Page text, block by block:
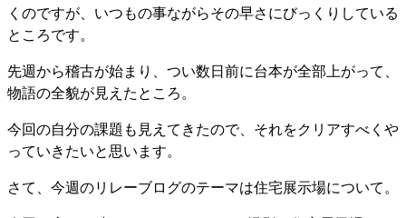
くのですが、いつもの事ながらその早さにびっくりしている
ところです。
先週から稽古が始まり、つい数日前に台本が全部上がって、
物語の全貌が見えたところ。
今回の自分の課題も見えてきたので、それをクリアすべくや
っていきたいと思います。
さて、今週のリレーブログのテーマは住宅展示場について。